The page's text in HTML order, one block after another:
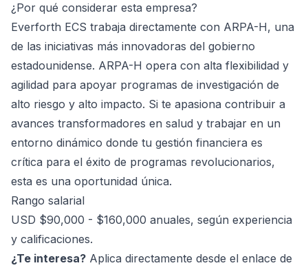
¿Por qué considerar esta empresa?
Everforth ECS trabaja directamente con ARPA-H, una
de las iniciativas más innovadoras del gobierno
estadounidense. ARPA-H opera con alta flexibilidad y
agilidad para apoyar programas de investigación de
alto riesgo y alto impacto. Si te apasiona contribuir a
avances transformadores en salud y trabajar en un
entorno dinámico donde tu gestión financiera es
crítica para el éxito de programas revolucionarios,
esta es una oportunidad única.
Rango salarial
USD $90,000 - $160,000 anuales, según experiencia
y calificaciones.
¿Te interesa? Aplica directamente desde el enlace de